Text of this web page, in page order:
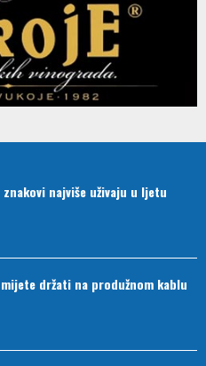
najviše uživaju u ljetu
držati na produžnom kablu